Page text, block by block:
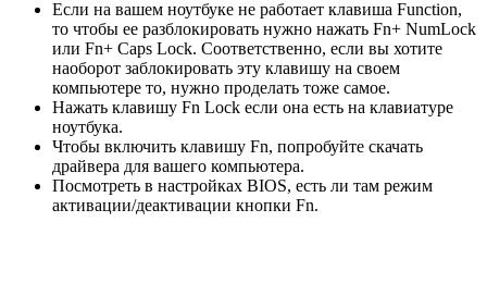
Если на вашем ноутбуке не работает клавиша Function,
то чтобы ее разблокировать нужно нажать Fn+ NumLock
или Fn+ Caps Lock. Соответственно, если вы хотите
наоборот заблокировать эту клавишу на своем
компьютере то, нужно проделать тоже самое.
Нажать клавишу Fn Lock если она есть на клавиатуре
ноутбука.
Чтобы включить клавишу Fn, попробуйте скачать
драйвера для вашего компьютера.
Посмотреть в настройках BIOS, есть ли там режим
активации/деактивации кнопки Fn.